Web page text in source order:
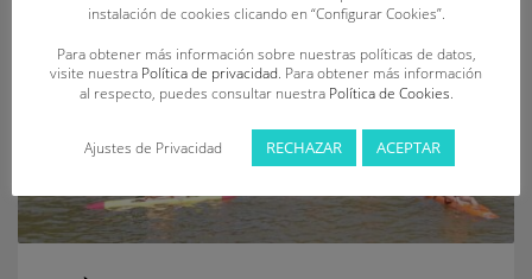
instalación de cookies clicando en “Configurar Cookies”.
Para obtener más información sobre nuestras políticas de datos,
visite nuestra Política de privacidad. Para obtener más información
al respecto, puedes consultar nuestra Política de Cookies.
Ajustes de Privacidad RECHAZAR ACEPTAR